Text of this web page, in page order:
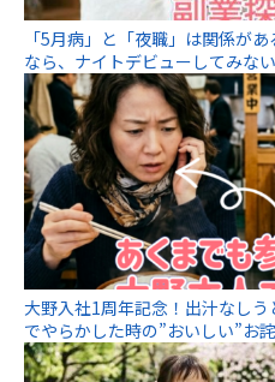
「5月病」と「夜職」は関係が
なら、ナイトデビューしてみな
大野入社1周年記念！出汁なし
でやらかした時の”おいしい”お